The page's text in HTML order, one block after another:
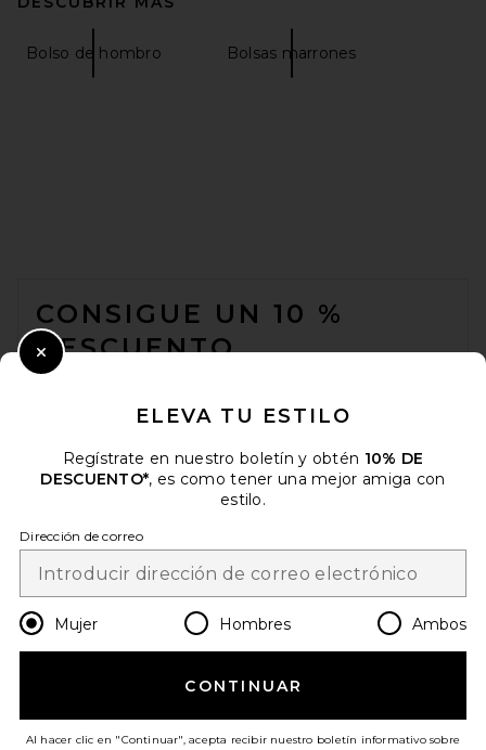
BY FAR Kimberly East-West
Shoulder Bag in Blood Red
BY FAR
Freja New York Alma
Bolso de hombro Bolsas marrones
CONSIGUE UN 10 %
DESCUENTO
electrónico. Puede retirarse en cualquier momento.
Email Address
Change Country Regions
es USD
¡AYÚDANOS A MEJORAR!
ELEVA TU ESTILO
Regístrate en nuestro boletín y obtén 10% DE
DESCUENTO*, es como tener una mejor amiga con
estilo.
Dirección de correo
Mujer Hombres Ambos
CONTINUAR
Al hacer clic en "Continuar", acepta recibir nuestro boletín informativo sobre
Close Modal